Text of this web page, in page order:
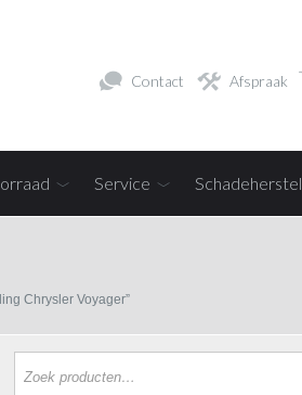
Contact Afspraak
Service Schadeherstel
Chrysler Voyager”